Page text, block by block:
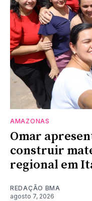
AMAZONAS
Omar
construir
regional em
REDAÇÃO BMA
agosto 7, 2026